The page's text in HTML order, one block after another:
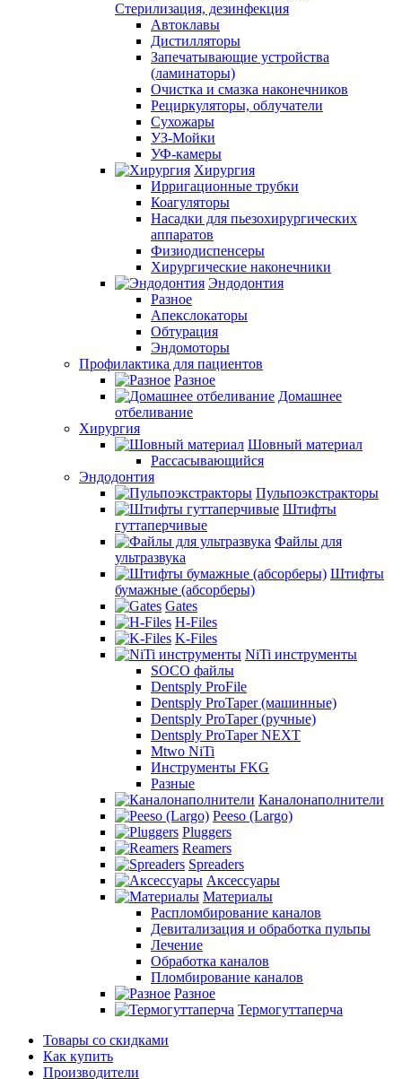
Стерилизация, дезинфекция
Автоклавы
Дистилляторы
Запечатывающие устройства
(ламинаторы)
Очистка и смазка наконечников
Рециркуляторы, облучатели
Сухожары
УЗ-Мойки
УФ-камеры
Хирургия
Ирригационные трубки
Коагуляторы
Насадки для пьезохирургических
аппаратов
Физиодиспенсеры
Хирургические наконечники
Эндодонтия
Разное
Апекслокаторы
Обтурация
Эндомоторы
Профилактика для пациентов
Разное
Домашнее
отбеливание
Хирургия
Шовный материал
Рассасывающийся
Эндодонтия
Пульпоэкстракторы
Штифты
гуттаперчивые
Файлы для
ультразвука
Штифты
бумажные (абсорберы)
Gates
H-Files
K-Files
NiTi инструменты
SOCO файлы
Dentsply ProFile
Dentsply ProTaper (машинные)
Dentsply ProTaper (ручные)
Dentsply ProTaper NEXT
Mtwo NiTi
Инструменты FKG
Разные
Каналонаполнители
Peeso (Largo)
Pluggers
Reamers
Spreaders
Аксессуары
Материалы
Распломбирование каналов
Девитализация и обработка пульпы
Лечение
Обработка каналов
Пломбирование каналов
Разное
Термогуттаперча
Товары со скидками
Как купить
Производители